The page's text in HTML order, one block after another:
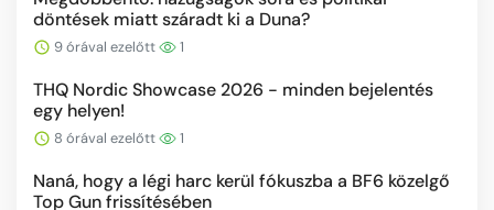
döntések miatt száradt ki a Duna?
9 órával ezelőtt 1
THQ Nordic Showcase 2026 - minden bejelentés
egy helyen!
8 órával ezelőtt 1
Naná, hogy a légi harc kerül fókuszba a BF6 közelgő
Top Gun frissítésében